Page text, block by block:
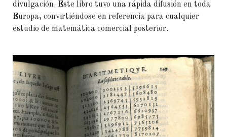
divulgación. Este libro tuvo una rápida difusión en toda
Europa, convirtiéndose en referencia para cualquier
estudio de matemática comercial posterior.